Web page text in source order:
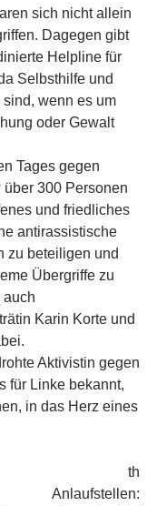
sich nicht allein
Dagegen gibt
Help­line für
Selbsthilfe und
wenn es um
oder Gewalt
Tages gegen
300 Personen
und friedliches
antirassistische
zu beteiligen und
Übergriffe zu
Karin Korte und
Aktivistin gegen
für Linke bekannt,
in das Herz eines
th
Anlaufstellen: